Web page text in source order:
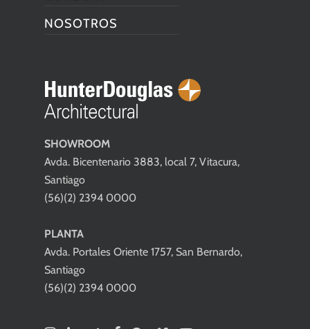
SHOWROOM
Avda. Bicentenario 3883, local 7, Vitacura,
Santiago
(56)(2) 2394 0000
PLANTA
Avda. Portales Oriente 1757, San Bernardo,
Santiago
(56)(2) 2394 0000
NOSOTROS